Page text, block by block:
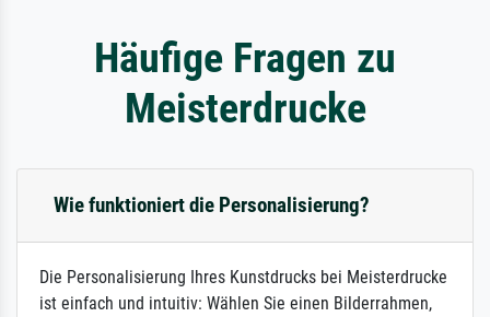
Häufige Fragen zu
Meisterdrucke
Wie funktioniert die Personalisierung?
Die Personalisierung Ihres Kunstdrucks bei Meisterdrucke
ist einfach und intuitiv: Wählen Sie einen Bilderrahmen,